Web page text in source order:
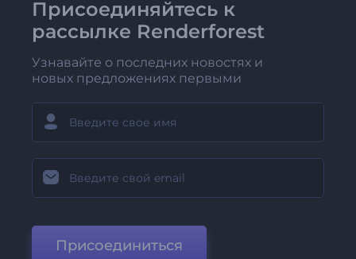
Присоединяйтесь к
рассылке Renderforest
Узнавайте о последних новостях и
новых предложениях первыми
Присоединиться